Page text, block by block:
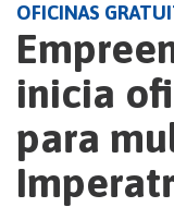
OFICINAS
inicia
para